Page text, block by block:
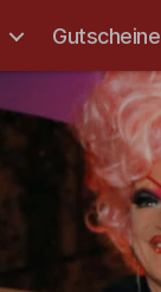
Gutscheine